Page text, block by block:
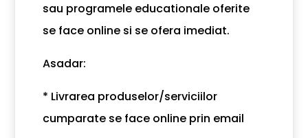
sau programele educationale oferite
se face online si se ofera imediat.
Asadar:
* Livrarea produselor/serviciilor
cumparate se face online prin email